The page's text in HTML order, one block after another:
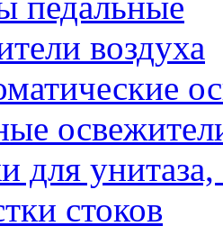
воздуха
для
стоков